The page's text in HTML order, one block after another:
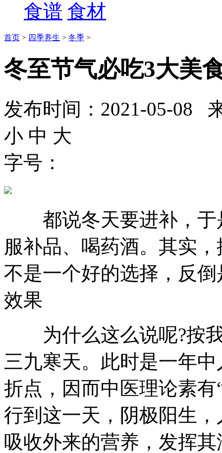
食谱 食材
首页 > 四季养生 > 冬季 >
冬至节气必吃3大美
发布时间：2021-05-08
小 中 大
字号：
都说冬天要进补，于
服补品、喝药酒。其实
不是一个好的选择，反
效果
为什么这么说呢?按我
三九寒天。此时是一年
折点，因而中医理论素
行到这一天，阴极阳生
吸收外来的营养，发挥